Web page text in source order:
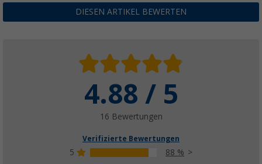
DIESEN ARTIKEL BEWERTEN
4.88 / 5
16 Bewertungen
Verifizierte Bewertungen
5
88 %